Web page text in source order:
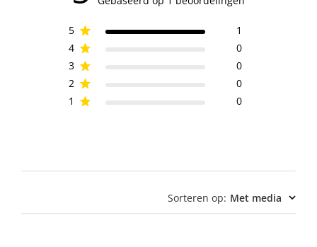
5
1
4
0
3
0
2
0
1
0
Sorteren op: Met media